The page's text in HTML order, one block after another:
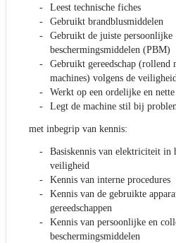
Leest technische fiches
Gebruikt brandblusmiddelen
Gebruikt de juiste persoonlijke
beschermingsmiddelen (PBM)
Gebruikt gereedschap (rollend
machines) volgens de
Werkt op een ordelijke en
Legt de machine stil bij
met inbegrip van kennis:
Basiskennis van elektriciteit in
veiligheid
Kennis van interne procedures
Kennis van de gebruikte
gereedschappen
Kennis van persoonlijke en
beschermingsmiddelen